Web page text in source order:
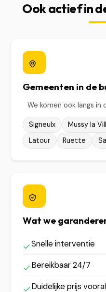
Ook actief in
Gemeenten in de
We komen ook langs in
Signeulx Mussy la
Latour
Ruette
Wat we
Snelle interventie
Bereikbaar 24/7
Duidelijke prijs